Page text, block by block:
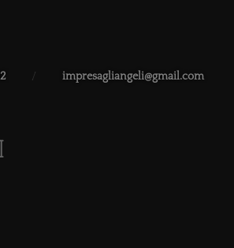
/ impresagliangeli@gmail.com